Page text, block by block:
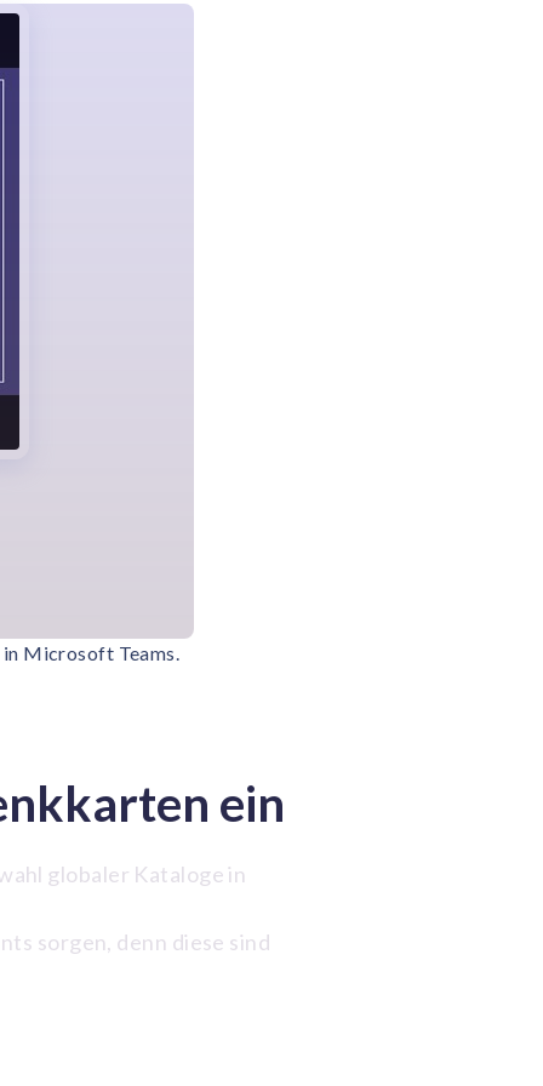
Microsoft Teams.
ein
globaler Kataloge in
sorgen, denn diese sind